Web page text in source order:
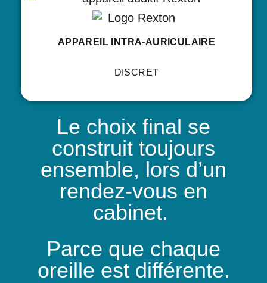
APPAREIL INTRA-AURICULAIRE
DISCRET
Le choix final se
construit toujours
ensemble, lors d’un
rendez-vous en
cabinet.
Parce que chaque
oreille est différente.